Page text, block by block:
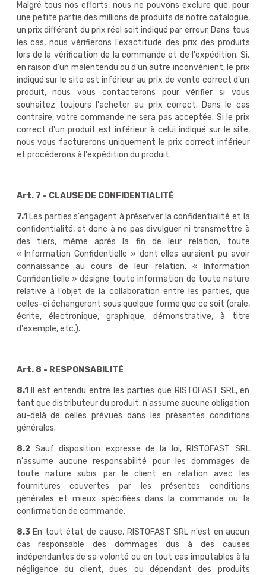
Malgré tous nos efforts, nous ne pouvons exclure que, pour
une petite partie des millions de produits de notre catalogue,
un prix différent du prix réel soit indiqué par erreur. Dans tous
les cas, nous vérifierons l'exactitude des prix des produits
lors de la vérification de la commande et de l'expédition. Si,
en raison d'un malentendu ou d'un autre inconvénient, le prix
indiqué sur le site est inférieur au prix de vente correct d'un
produit, nous vous contacterons pour vérifier si vous
souhaitez toujours l'acheter au prix correct. Dans le cas
contraire, votre commande ne sera pas acceptée. Si le prix
correct d'un produit est inférieur à celui indiqué sur le site,
nous vous facturerons uniquement le prix correct inférieur
et procéderons à l'expédition du produit.
Art. 7 - CLAUSE DE CONFIDENTIALITÉ
7.1 Les parties s'engagent à préserver la confidentialité et la
confidentialité, et donc à ne pas divulguer ni transmettre à
des tiers, même après la fin de leur relation, toute
« Information Confidentielle » dont elles auraient pu avoir
connaissance au cours de leur relation. « Information
Confidentielle » désigne toute information de toute nature
relative à l'objet de la collaboration entre les parties, que
celles-ci échangeront sous quelque forme que ce soit (orale,
écrite, électronique, graphique, démonstrative, à titre
d'exemple, etc.).
Art. 8 - RESPONSABILITÉ
8.1
Il est entendu entre les parties que RISTOFAST SRL, en
tant que distributeur du produit, n'assume aucune obligation
au-delà de celles prévues dans les présentes conditions
générales.
8.2Sauf disposition expresse de la loi, RISTOFAST SRL
n'assume aucune responsabilité pour les dommages de
toute nature subis par le client en relation avec les
fournitures couvertes par les présentes conditions
générales et mieux spécifiées dans la commande ou la
confirmation de commande.
8.3En tout état de cause, RISTOFAST SRL n'est en aucun
cas responsable des dommages dus à des causes
indépendantes de sa volonté ou en tout cas imputables à la
négligence du client, dues ou dépendant des produits